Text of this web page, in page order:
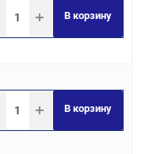
В корзину
В корзину